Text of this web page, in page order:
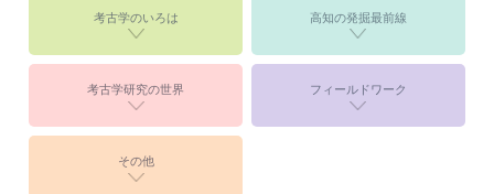
考古学のいろは 高知の発掘最前線
考古学研究の世界 フィールドワーク
その他